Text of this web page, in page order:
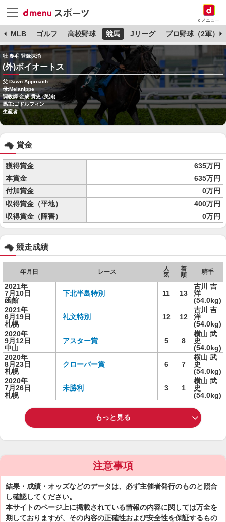
dメニュー
MLB ゴルフ 高校野球 競馬 Jリーグ プロ野球（2軍）
牡 鹿毛 登録抹消
(外)ボイオートス
父:Dawn Approach
母:Melanippe
調教師:金成 貴史 (美浦)
馬主:ゴドルフィン
生産者:
賞金
獲得賞金
635万円
本賞金
635万円
付加賞金
0万円
収得賞金（平地）
400万円
収得賞金（障害）
0万円
競走成績
年月日 レース
人
気
着
順
騎手
2021年
7月10日
函館
下北半島特別 11 13
古川 吉
洋
(54.0kg)
2021年
6月19日
札幌
礼文特別 12 12
古川 吉
洋
(54.0kg)
2020年
9月12日
中山
アスター賞 5 8
横山 武
史
(54.0kg)
2020年
8月23日
札幌
クローバー賞 6 7
横山 武
史
(54.0kg)
2020年
7月26日
札幌
未勝利 3 1
横山 武
史
(54.0kg)
もっと見る
注意事項
結果・成績・オッズなどのデータは、必ず主催者発行のものと照合
し確認してください。
本サイトのページ上に掲載されている情報の内容に関しては万全を
期しておりますが、その内容の正確性および安全性を保証するもの